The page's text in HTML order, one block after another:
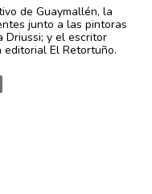
de Guaymallén, la
junto a las pintoras
Driussi; y el escritor
El Retortuño.